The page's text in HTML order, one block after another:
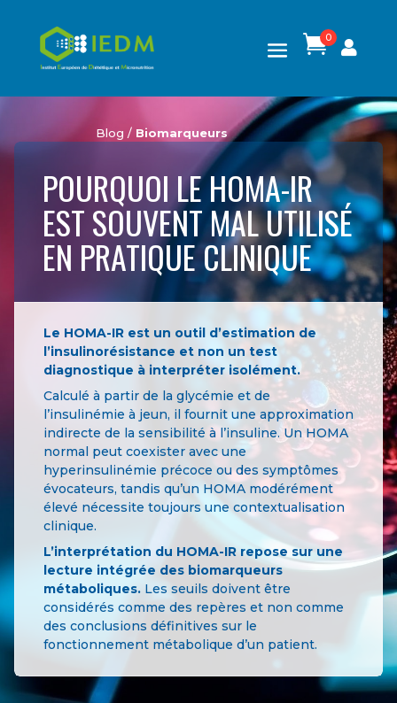
0

Blog / Biomarqueurs
POURQUOI LE HOMA-IR
EST SOUVENT MAL UTILISÉ
EN PRATIQUE CLINIQUE
Le HOMA-IR est un outil d’estimation de
l’insulinorésistance et non un test
diagnostique à interpréter isolément.
Calculé à partir de la glycémie et de
l’insulinémie à jeun, il fournit une approximation
indirecte de la sensibilité à l’insuline. Un HOMA
normal peut coexister avec une
hyperinsulinémie précoce ou des symptômes
évocateurs, tandis qu’un HOMA modérément
élevé nécessite toujours une contextualisation
clinique.
L’interprétation du HOMA-IR repose sur une
lecture intégrée des biomarqueurs
métaboliques. Les seuils doivent être
considérés comme des repères et non comme
des conclusions définitives sur le
fonctionnement métabolique d’un patient.